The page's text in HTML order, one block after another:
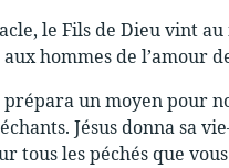
le Fils de Dieu vint
aux hommes de l’amour
un moyen pour
Jésus donna sa
tous les péchés que